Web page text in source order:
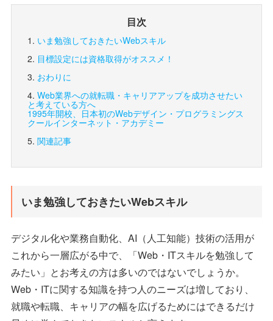
目次
いま勉強しておきたいWebスキル
目標設定には資格取得がオススメ！
おわりに
Web業界への就転職・キャリアアップを成功させたい
と考えている方へ
1995年開校、日本初のWebデザイン・プログラミングス
クールインターネット・アカデミー
関連記事
いま勉強しておきたいWebスキル
デジタル化や業務自動化、AI（人工知能）技術の活用が
これから一層広がる中で、「Web・ITスキルを勉強して
みたい」とお考えの方は多いのではないでしょうか。
Web・ITに関する知識を持つ人のニーズは増しており、
就職や転職、キャリアの幅を広げるためにはできるだけ